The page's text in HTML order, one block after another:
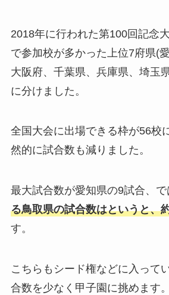
2018年に行われた第100回記念
で参加校が多かった上位7府県(
大阪府、千葉県、兵庫県、埼玉
に分けました。
全国大会に出場できる枠が56校
然的に試合数も減りました。
最大試合数が愛知県の9試合、で
る鳥取県の試合数はというと、
す。
こちらもシード権などに入って
合数を少なく甲子園に挑めます。